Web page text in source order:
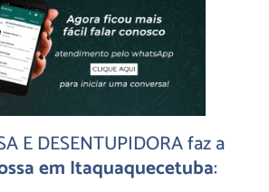
E DESENTUPIDORAfaz a
em Itaquaquecetuba: